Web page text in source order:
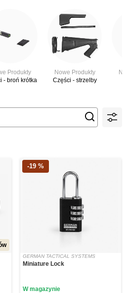
Produkty
- broń krótka
Nowe Produkty
Części - strzelby
-19 %
GERMAN TACTICAL SYSTEMS
Miniature Lock
W magazynie